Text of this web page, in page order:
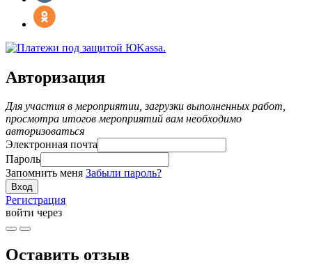
Авторизация
Для участия в мероприятии, загрузки выполненных работ,
просмотра итогов мероприятий вам необходимо
авторизоваться
Электронная почта
Пароль
Запомнить меня Забыли пароль?
Регистрация
войти через
Оставить отзыв